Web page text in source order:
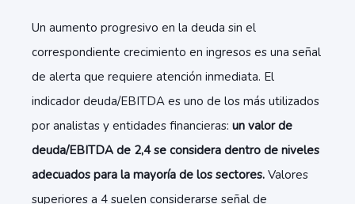
Un aumento progresivo en la deuda sin el
correspondiente crecimiento en ingresos es una señal
de alerta que requiere atención inmediata. El
indicador deuda/EBITDA es uno de los más utilizados
por analistas y entidades financieras: un valor de
deuda/EBITDA de 2,4 se considera dentro de niveles
adecuados para la mayoría de los sectores. Valores
superiores a 4 suelen considerarse señal de